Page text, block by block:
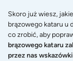
Skoro już wiesz,
brązowego kataru u
co zrobić, aby
brązowego kataru
przez nas